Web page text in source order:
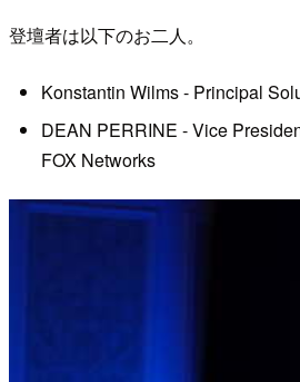
登壇者は以下のお二人。
Konstantin Wilms - Principal
DEAN PERRINE - Vice
FOX Networks